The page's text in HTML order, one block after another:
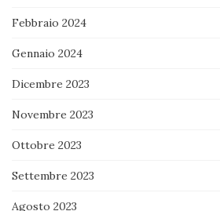
Febbraio 2024
Gennaio 2024
Dicembre 2023
Novembre 2023
Ottobre 2023
Settembre 2023
Agosto 2023